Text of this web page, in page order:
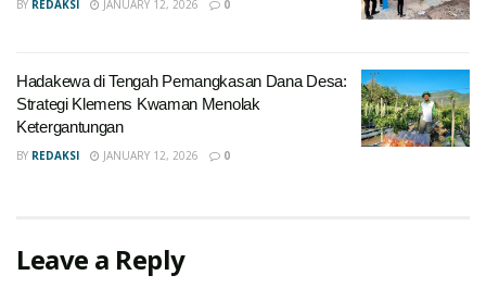
BY REDAKSI JANUARY 12, 2026 0
Hadakewa di Tengah Pemangkasan Dana Desa:
Strategi Klemens Kwaman Menolak
Ketergantungan
BY REDAKSI JANUARY 12, 2026 0
Leave a Reply